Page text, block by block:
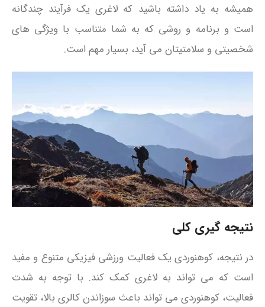
همیشه به یاد داشته باشید که لاغری یک فرآیند چندگانه
است و برنامه و روشی که به شما متناسب با ویژگی‌ های
شخصیتی و سلامتیتان می‌ آید، بسیار مهم است.
نتیجه گیری کلی
در نتیجه، کوهنوردی یک فعالیت ورزشی فیزیکی متنوع و مفید
است که می‌ تواند به لاغری کمک کند. با توجه به شدت
فعالیت، کوهنوردی می‌ تواند باعث سوزاندن کالری بالا، تقویت